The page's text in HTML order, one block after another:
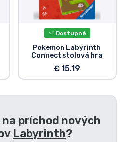
Dostupné
Pokemon Labyrinth
Connect stolová hra
€ 15.19
príchod nových
Labyrinth?